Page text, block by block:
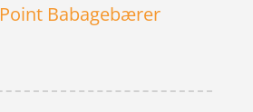
Point Babagebærer